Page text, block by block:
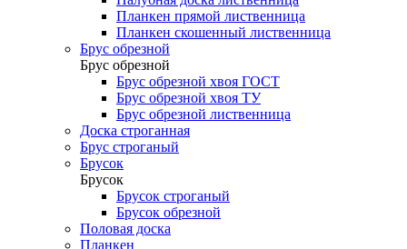
Планкен прямой лиственница
Планкен скошенный лиственница
Брус обрезной
Брус обрезной
Брус обрезной хвоя ГОСТ
Брус обрезной хвоя ТУ
Брус обрезной лиственница
Доска строганная
Брус строганый
Брусок
Брусок
Брусок строганый
Брусок обрезной
Половая доска
Планкен